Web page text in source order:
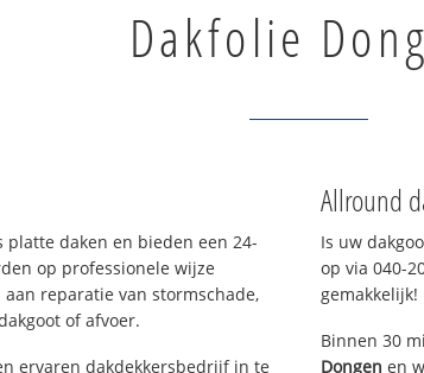
Dakfolie
platte daken en bieden een 24-
op professionele wijze
reparatie van stormschade,
of afvoer.
ervaren dakdekkersbedrijf in te
Allround
Is uw
op via 040-
gemakkelijk!
Binnen 30
Dongen en